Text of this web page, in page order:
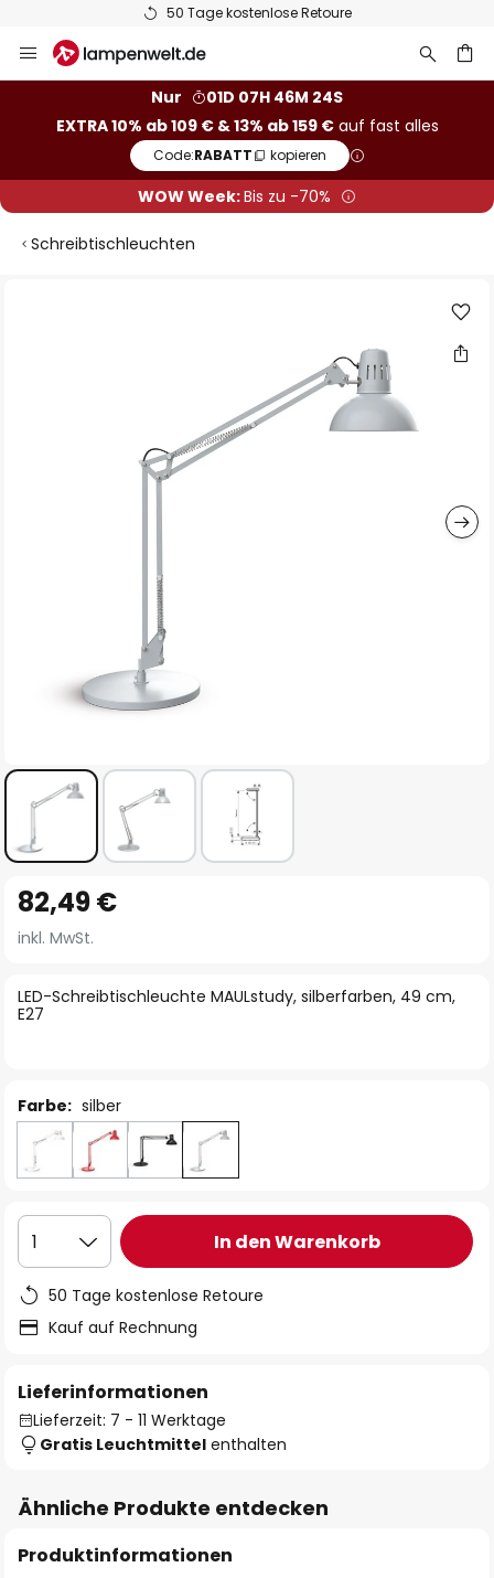
50 Tage kostenlose Retoure
Inhalt
Nur
01D 07H 46M 23S
EXTRA 10% ab 109 € & 13% ab 159 €auf fast alles
Code:RABATT kopieren
WOW Week:Bis zu -70%
Schreibtischleuchten
Anfang
der
springen
LED-Schreibtischleuchte MAULstudy, silberfarben, 49 cm,
E27
82,49 €
inkl. MwSt.
Farbe: silber
1 In den Warenkorb
50 Tage kostenlose Retoure
Kauf auf Rechnung
Lieferinformationen
Lieferzeit: 7 - 11 Werktage
Gratis Leuchtmittel enthalten
Ähnliche Produkte entdecken
Produktinformationen